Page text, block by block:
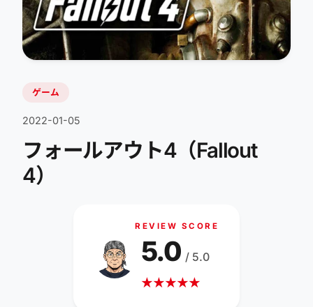
ゲーム
2022-01-05
フォールアウト4（Fallout
4）
REVIEW SCORE
★★★★★
5.0 / 5.0